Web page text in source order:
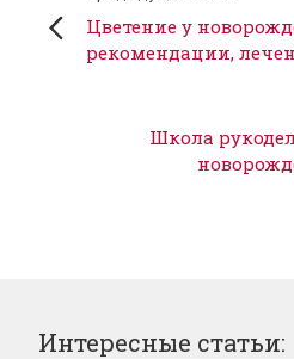
Цветение у
рекомендации,
Школа
Интересные статьи: